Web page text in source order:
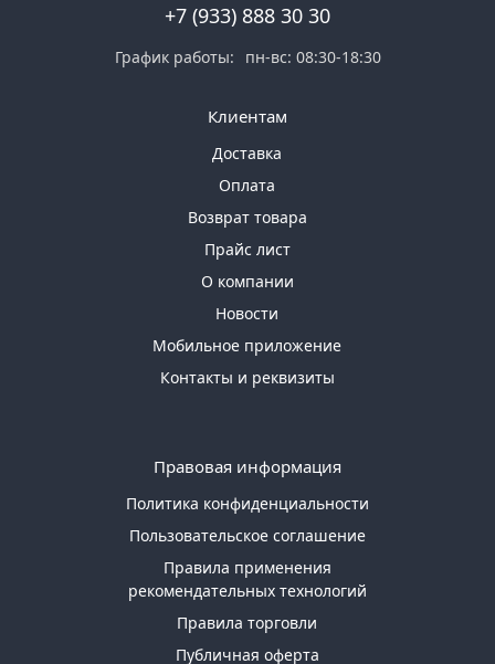
+7 (933) 888 30 30
График работы: пн-вс: 08:30-18:30
Клиентам
Доставка
Оплата
Возврат товара
Прайс лист
О компании
Новости
Мобильное приложение
Контакты и реквизиты
Правовая информация
Политика конфиденциальности
Пользовательское соглашение
Правила применения
рекомендательных технологий
Правила торговли
Публичная оферта